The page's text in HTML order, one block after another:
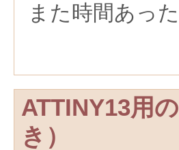
また時間あっ
ATTINY13用
き）